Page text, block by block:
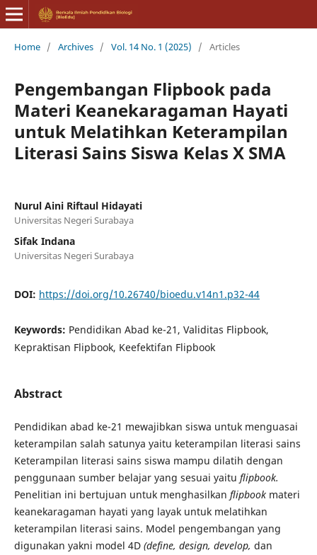
Home / Archives / Vol. 14 No. 1 (2025) / Articles
Pengembangan Flipbook pada
Materi Keanekaragaman Hayati
untuk Melatihkan Keterampilan
Literasi Sains Siswa Kelas X SMA
Nurul Aini Riftaul Hidayati
Universitas Negeri Surabaya
Sifak Indana
Universitas Negeri Surabaya
DOI: https://doi.org/10.26740/bioedu.v14n1.p32-44
Keywords: Pendidikan Abad ke-21, Validitas Flipbook,
Kepraktisan Flipbook, Keefektifan Flipbook
Abstract
Pendidikan abad ke-21 mewajibkan siswa untuk menguasai
keterampilan salah satunya yaitu keterampilan literasi sains
Keterampilan literasi sains siswa mampu dilatih dengan
penggunaan sumber belajar yang sesuai yaitu flipbook.
Penelitian ini bertujuan untuk menghasilkan flipbookmateri
keanekaragaman hayati yang layak untuk melatihkan
keterampilan literasi sains. Model pengembangan yang
digunakan yakni model 4D (define, design, develop, dan